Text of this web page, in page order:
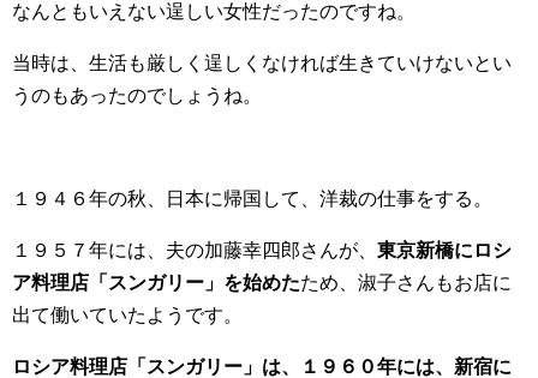
なんともいえない逞しい女性だったのですね。
当時は、生活も厳しく逞しくなければ生きていけないとい
うのもあったのでしょうね。
１９４６年の秋、日本に帰国して、洋裁の仕事をする。
１９５７年には、夫の加藤幸四郎さんが、 東京新橋にロシ
ア料理店「スンガリー」を始めたため、淑子さんもお店に
出て働いていたようです。
ロシア料理店「スンガリー」は、１９６０年には、新宿に